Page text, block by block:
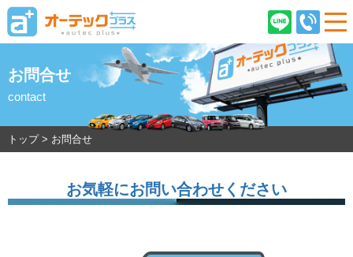
ご契約後のお客様へ 店舗情報
企業情報 採用情報
お問合せ
contact
トップ> お問合せ
お気軽にお問い合わせください